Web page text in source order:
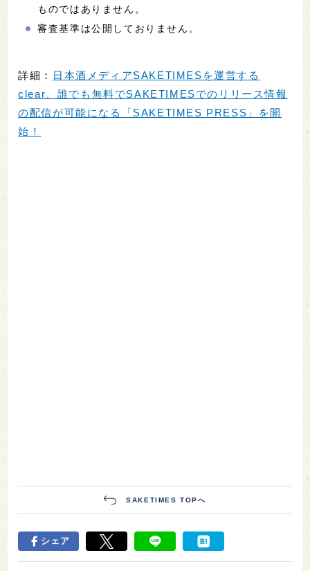
ものではありません。
審査基準は公開しておりません。
詳細：
日本酒メディアSAKETIMESを運営する
clear、誰でも無料でSAKETIMESでのリリース情報
の配信が可能になる「SAKETIMES PRESS」を開
始！
SAKETIMES TOPへ
シェア